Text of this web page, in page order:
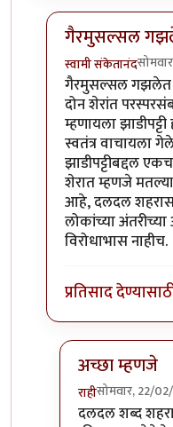
गैरमुसल्सल
स्वामी संकेतानंद
In reply to
गैरमुसल्सल गझलेत
दोन शेरांत
म्हणायला
स्वतंत्र वाचायला
झाडीपट्टीबद्दल
शेरात म्हणजे
आहे, दलदल
लोकांच्या
विरोधाभास नाहीच.
प्रतिसाद
अच्छा म्हणजे
राहीसोमवार, 22/
In reply to
दलदल शब्द